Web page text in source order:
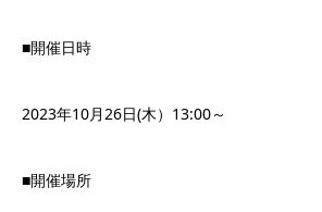
■開催日時
2023年10月26日(木）13:00～
■開催場所